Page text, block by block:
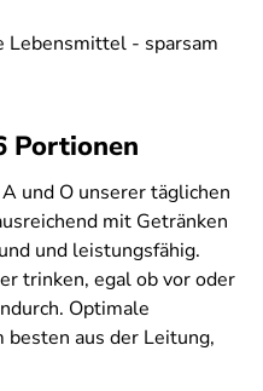
Lebensmittel - sparsam
Portionen
und O unserer täglichen
mit Getränken
und leistungsfähig.
trinken, egal ob vor oder
Optimale
aus der Leitung,